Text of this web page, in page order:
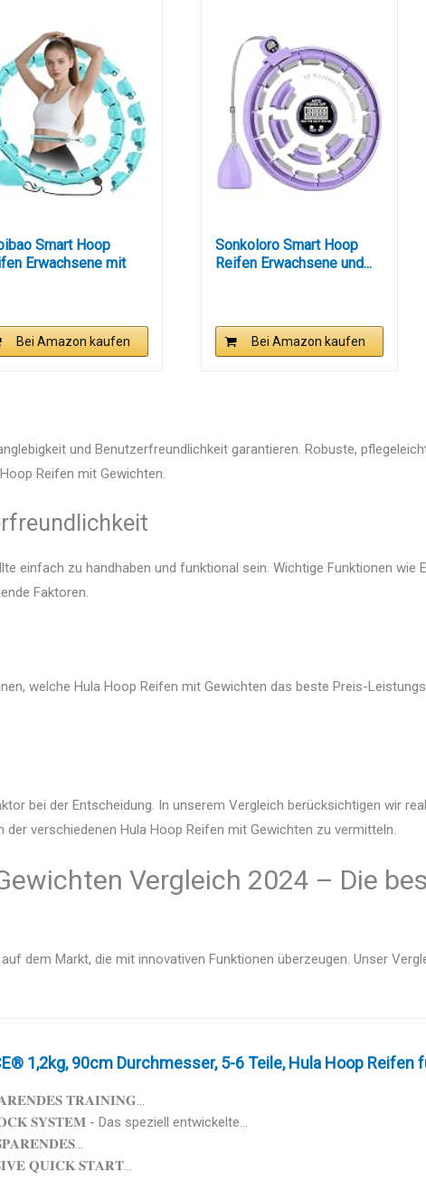
Smart Hoop
Erwachsene mit
Bei Amazon kaufen
Sonkoloro Smart Hoop
Reifen Erwachsene und...
Bei Amazon kaufen
und Benutzerfreundlichkeit garantieren. Robuste,
Reifen mit Gewichten.
einfach zu handhaben und funktional sein. Wichtige Funktionen wie
Faktoren.
welche Hula Hoop Reifen mit Gewichten das beste Preis-
bei der Entscheidung. In unserem Vergleich berücksichtigen wir
verschiedenen Hula Hoop Reifen mit Gewichten zu vermitteln.
Vergleich 2024 – Die
dem Markt, die mit innovativen Funktionen überzeugen. Unser
1,2kg, 90cm Durchmesser, 5-6 Teile, Hula Hoop Reifen
𝐓𝐑𝐀𝐈𝐍𝐈𝐍𝐆...
𝐒𝐘𝐒𝐓𝐄𝐌 - Das speziell entwickelte...
𝐐𝐔𝐈𝐂𝐊 𝐒𝐓𝐀𝐑𝐓...